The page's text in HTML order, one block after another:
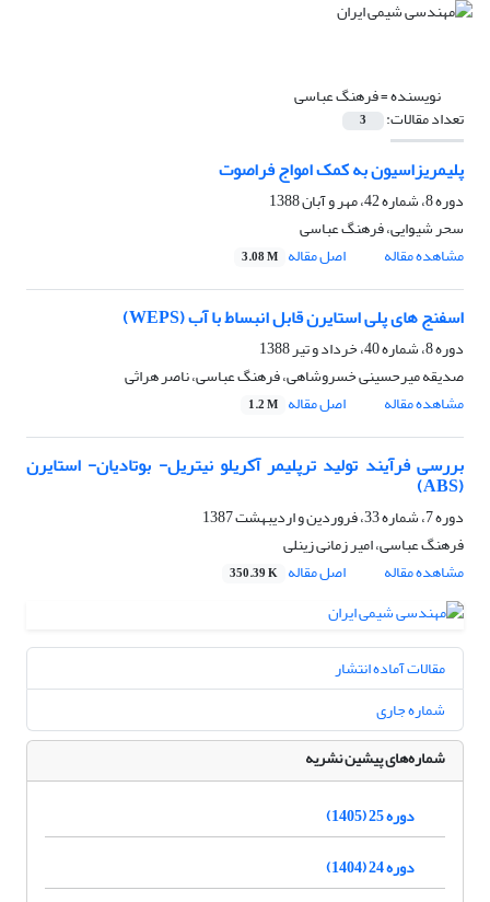
نویسنده =فرهنگ عباسی
تعداد مقالات: 3
پلیمریزاسیون به کمک امواج فراصوت
دوره 8، شماره 42، مهر و آبان 1388
سحر شیوایی، فرهنگ عباسی
مشاهده مقاله
اصل مقاله 3.08 M
اسفنج های پلی استایرن قابل انبساط با آب (WEPS)
دوره 8، شماره 40، خرداد و تیر 1388
صدیقه میرحسینی خسروشاهی، فرهنگ عباسی، ناصر هراثی
مشاهده مقاله
اصل مقاله 1.2 M
بررسی فرآیند تولید ترپلیمر آکریلو نیتریل- بوتادیان- استایرن
(ABS)
دوره 7، شماره 33، فروردین و اردیبهشت 1387
فرهنگ عباسی، امیر زمانی زینلی
مشاهده مقاله
اصل مقاله 350.39 K
مقالات آماده انتشار
شماره جاری
شماره‌های پیشین نشریه
دوره 25 (1405)
دوره 24 (1404)